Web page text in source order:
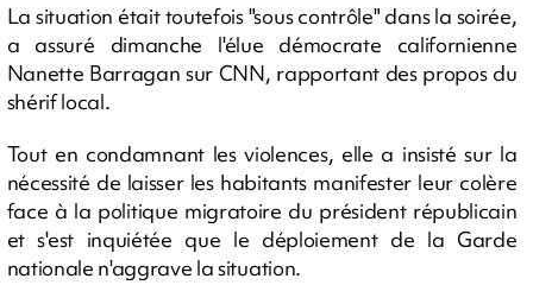
La situation était toutefois "sous contrôle" dans la soirée,
a assuré dimanche l'élue démocrate californienne
Nanette Barragan sur CNN, rapportant des propos du
shérif local.
Tout en condamnant les violences, elle a insisté sur la
nécessité de laisser les habitants manifester leur colère
face à la politique migratoire du président républicain
et s'est inquiétée que le déploiement de la Garde
nationale n'aggrave la situation.